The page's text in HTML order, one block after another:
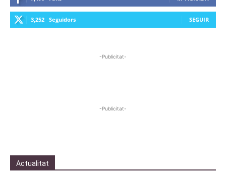
3,252 Seguidors SEGUIR
-Publicitat-
-Publicitat-
Actualitat